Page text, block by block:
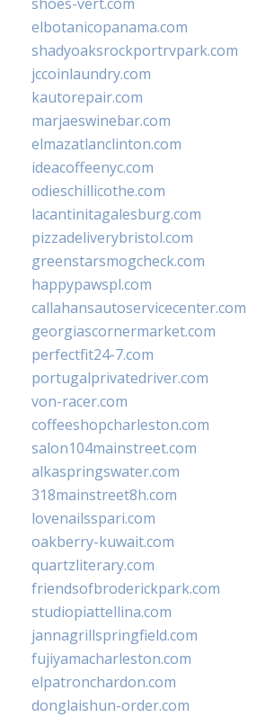
elbotanicopanama.com
shadyoaksrockportrvpark.com
jccoinlaundry.com
kautorepair.com
marjaeswinebar.com
elmazatlanclinton.com
ideacoffeenyc.com
odieschillicothe.com
lacantinitagalesburg.com
pizzadeliverybristol.com
greenstarsmogcheck.com
happypawspl.com
callahansautoservicecenter.com
georgiascornermarket.com
perfectfit24-7.com
portugalprivatedriver.com
von-racer.com
coffeeshopcharleston.com
salon104mainstreet.com
alkaspringswater.com
318mainstreet8h.com
lovenailsspari.com
oakberry-kuwait.com
quartzliterary.com
friendsofbroderickpark.com
studiopiattellina.com
jannagrillspringfield.com
fujiyamacharleston.com
elpatronchardon.com
donglaishun-order.com